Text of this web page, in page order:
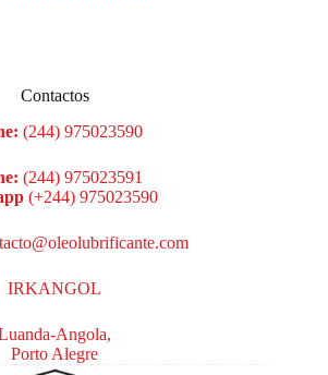
Contactos
(244) 975023590
(244) 975023591
(+244) 975023590
IRKANGOL
Angola,
Porto Alegre